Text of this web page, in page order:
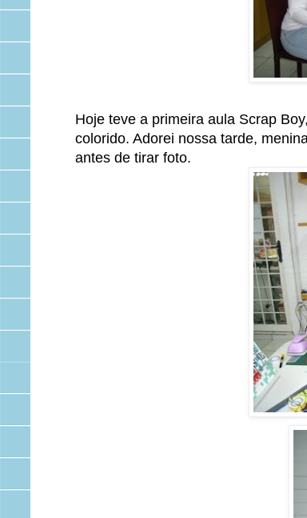
Hoje teve a primeira aula Scrap
colorido. Adorei nossa tarde,
antes de tirar foto.